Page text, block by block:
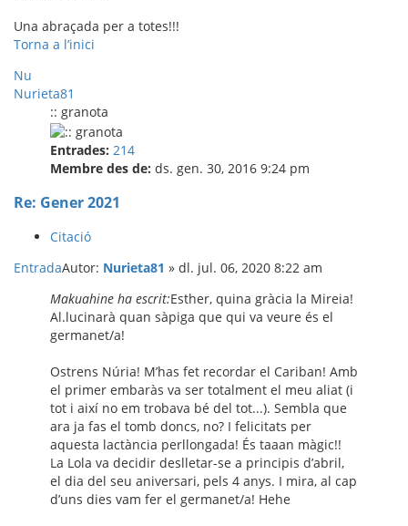
Una abraçada per a totes!!!
Torna a l’inici
Nu
Nurieta81
:: granota
Entrades: 214
Membre des de: ds. gen. 30, 2016 9:24 pm
Re: Gener 2021
Citació
EntradaAutor: Nurieta81 » dl. jul. 06, 2020 8:22 am
Makuahine ha escrit:Esther, quina gràcia la Mireia!
Al.lucinarà quan sàpiga que qui va veure és el
germanet/a!
Ostrens Núria! M’has fet recordar el Cariban! Amb
el primer embaràs va ser totalment el meu aliat (i
tot i així no em trobava bé del tot...). Sembla que
ara ja fas el tomb doncs, no? I felicitats per
aquesta lactància perllongada! És taaan màgic!!
La Lola va decidir deslletar-se a principis d’abril,
el dia del seu aniversari, pels 4 anys. I mira, al cap
d’uns dies vam fer el germanet/a! Hehe